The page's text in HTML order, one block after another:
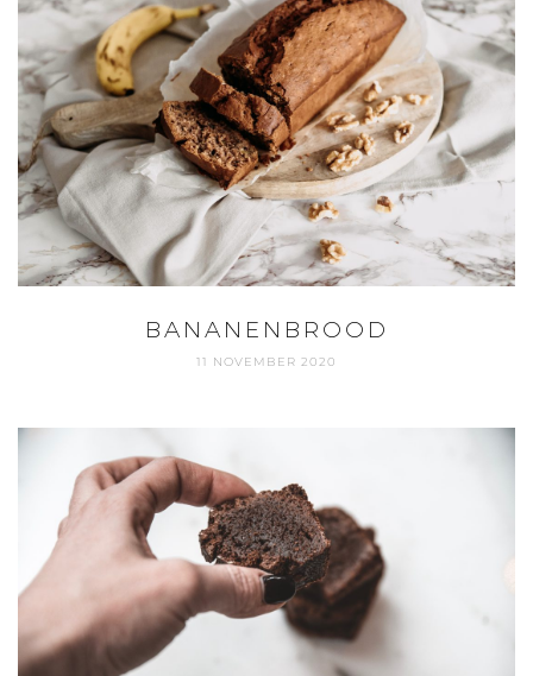
BANANENBROOD
11 NOVEMBER 2020